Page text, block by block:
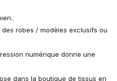
robes / modèles exclusifs ou
numérique donne une
dans la boutique de tissus en